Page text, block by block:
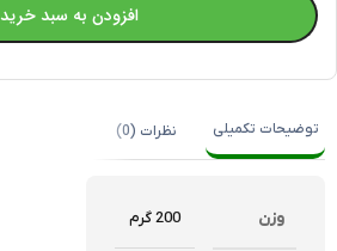
افزودن به سبد خرید
توضیحات تکمیلی نظرات (0)
وزن 200 گرم